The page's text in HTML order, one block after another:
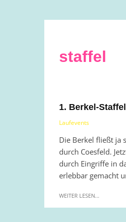
staffel
1. Berkel-
Laufevents
Die Berkel fließt ja
durch Coesfeld.
durch Eingriffe in
erlebbar gemacht
WEITER LESEN...